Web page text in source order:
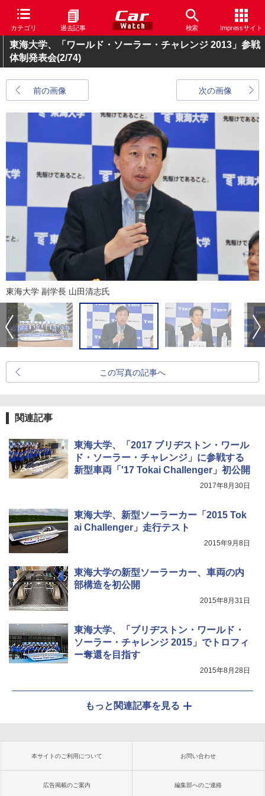
カテゴリ 過去記事 検索 Impressサイト
東海大学、「ワールド・ソーラー・チャレンジ 2013」参戦
体制発表会(2/74)
前の画像 次の画像
東海大学 副学長 山田清志氏
この写真の記事へ
関連記事
東海大学、「2017 ブリヂストン・ワール
ド・ソーラー・チャレンジ」に参戦する
新型車両「'17 Tokai Challenger」初公開
2017年8月30日
東海大学、新型ソーラーカー「2015 Tok
ai Challenger」走行テスト
2015年9月8日
東海大学の新型ソーラーカー、車両の内
部構造を初公開
2015年8月31日
東海大学、「ブリヂストン・ワールド・
ソーラー・チャレンジ 2015」でトロフィ
ー奪還を目指す
2015年8月28日
もっと関連記事を見る
本サイトのご利用について お問い合わせ
広告掲載のご案内 編集部へのご連絡